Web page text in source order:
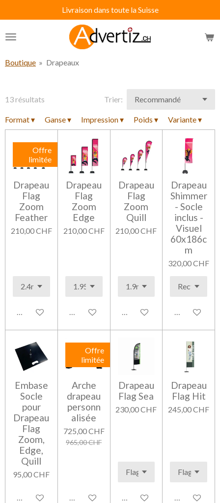
au
contenu
Livraison dans toute la Suisse
Boutique » Drapeaux
13 résultats Trier:
Format▾ Ganse▾ Impression▾ Poids ▾ Variante▾
Offre
limitée
Drapeau
Flag
Zoom
Feather
210,00 CHF
Voir les détails
Drapeau
Flag
Zoom
Edge
210,00 CHF
Voir les détails
Drapeau
Flag
Zoom
Quill
210,00 CHF
Ajouter au panier
Drapeau
Shimmer
- Socle
inclus -
Visuel
60x186c
m
320,00 CHF
Voir les
Embase
Socle
pour
Drapeau
Flag
Zoom,
Edge,
Quill
95,00 CHF
Ajouter au panier
Offre
limitée
Arche
drapeau
personn
alisée
725,00 CHF
965,00 CHF
Ajouter au panier
Drapeau
Flag Sea
230,00 CHF
Ajouter au panier
Drapeau
Flag Hit
245,00 CHF
Ajouter au